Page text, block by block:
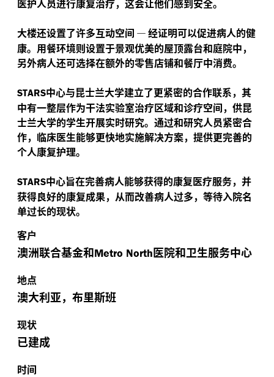
医护人员进行康复治疗，这会让他们感到安全。
大楼还设置了许多互动空间 —经证明可以促进病人的健
康。用餐环境则设置于景观优美的屋顶露台和庭院中，
另外病人还可选择在额外的零售店铺和餐厅中消费。
STARS中心与昆士兰大学建立了更紧密的合作联系，其
中有一整层作为干法实验室治疗区域和诊疗空间，供昆
士兰大学的学生开展实时研究。通过和研究人员紧密合
作，临床医生能够更快地实施解决方案，提供更完善的
个人康复护理。
STARS中心旨在完善病人能够获得的康复医疗服务，并
获得良好的康复成果，从而改善病人过多，等待入院名
单过长的现状。
客户
澳洲联合基金和Metro North医院和卫生服务中心
地点
澳大利亚，布里斯班
现状
已建成
时间